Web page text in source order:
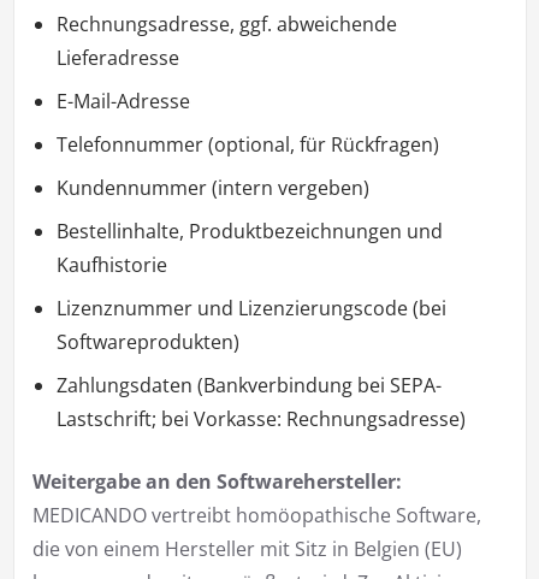
Rechnungsadresse, ggf. abweichende
Lieferadresse
E-Mail-Adresse
Telefonnummer (optional, für Rückfragen)
Kundennummer (intern vergeben)
Bestellinhalte, Produktbezeichnungen und
Kaufhistorie
Lizenznummer und Lizenzierungscode (bei
Softwareprodukten)
Zahlungsdaten (Bankverbindung bei SEPA-
Lastschrift; bei Vorkasse: Rechnungsadresse)
Weitergabe an den Softwarehersteller:
MEDICANDO vertreibt homöopathische Software,
die von einem Hersteller mit Sitz in Belgien (EU)